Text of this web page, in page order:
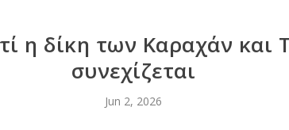
η δίκη των Καραχάν και
συνεχίζεται
Jun 2, 2026